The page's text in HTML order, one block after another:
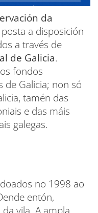
da
a disposición
a través de
de Galicia.
fondos
de Galicia; non só
tamén das
e das máis
galegas.
no 1998 ao
entón,
vila. A ampla